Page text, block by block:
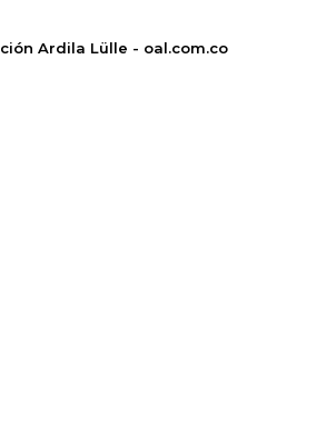
Ardila Lülle - oal.com.co